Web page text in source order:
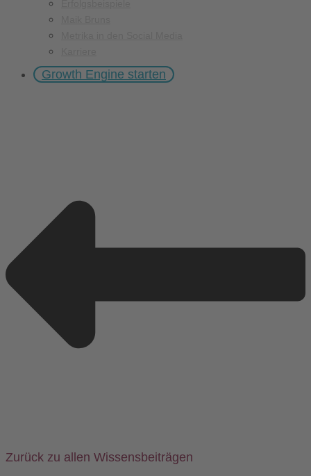
Growth Engine starten
Zurück zu allen Wissensbeiträgen